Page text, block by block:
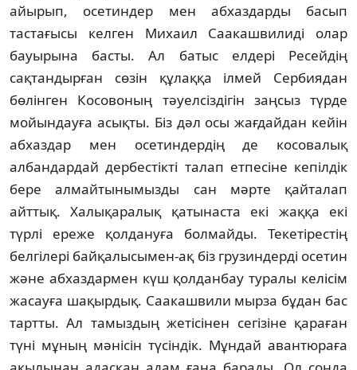
айырып, осетиндер мен абхаздарды басып
тастағысы келген Михаил Саакашвилидi олар
бауырына басты. Ал батыс елдерi Ресейдiң
сақтандырған сөзiн құлаққа iлмей Сербиядан
бөлiнген Косовоның тәуелсiздiгiн заңсыз түрде
мойындауға асықты. Бiз дәл осы жағдайдан кейiн
абхаздар мен осетиндердiң де косовалық
албандардай дербестiктi талап етпесiне кепiлдiк
бере алмайтынымызды сан мәрте қайталап
айттық. Халықаралық қатынаста екi жаққа екi
түрлi ереже қолдануға болмайды. Текетiрестiң
белгiлерi байқалысымен-ақ бiз грузиндердi осетин
және абхаздармен күш қолданбау туралы келiсiм
жасауға шақырдық. Саакашвили мырза бұдан бас
тартты. Ал тамыздың жетiсiнен сегiзiне қараған
түнi мұның мәнiсiн түсiндiк. Мұндай авантюраға